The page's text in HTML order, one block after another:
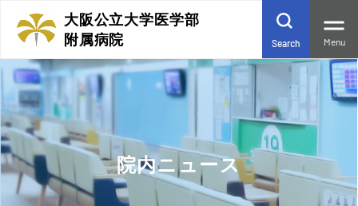
大阪公立大学医学部
附属病院
Search Menu
院内ニュース